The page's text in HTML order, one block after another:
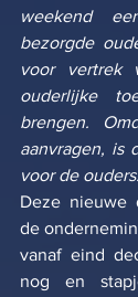
weekend
bezorgde
voor vertrek
ouderlijke
brengen.
aanvragen, is
voor de ouders.
Deze nieuwe
de
vanaf eind
nog en